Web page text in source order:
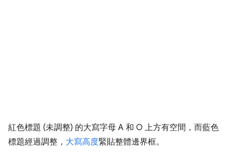
紅色標題 (未調整) 的大寫字母 A 和 O 上方有空間，而藍色
標題經過調整， 大寫高度緊貼整體邊界框。